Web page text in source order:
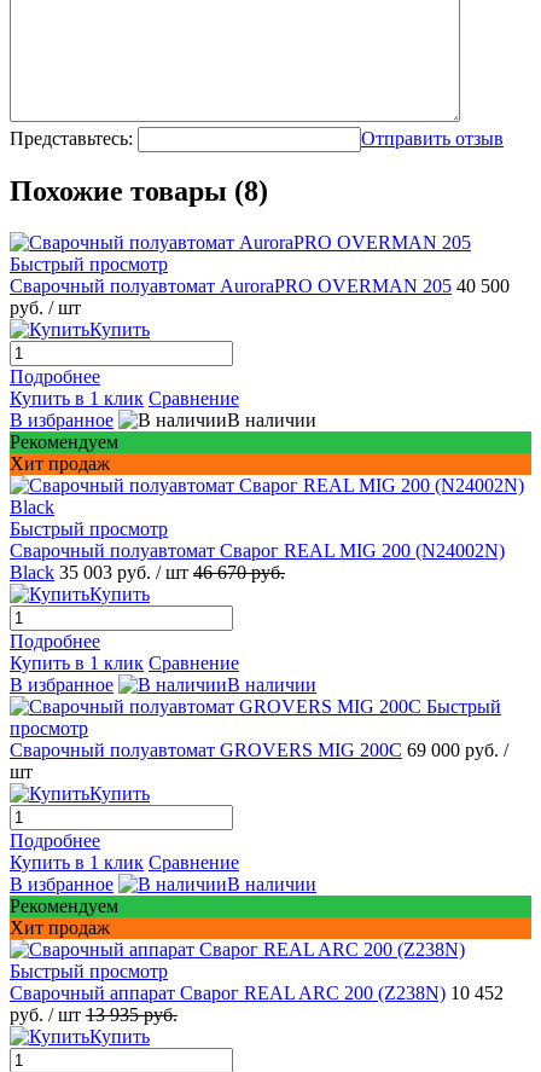
Представьтесь: Отправить отзыв
Похожие товары (8)
Быстрый просмотр
Сварочный полуавтомат AuroraPRO OVERMAN 205 40 500
руб. / шт
Купить
Подробнее
Купить в 1 клик Сравнение
В избранное
В наличии
Рекомендуем
Хит продаж
Быстрый просмотр
Сварочный полуавтомат Сварог REAL MIG 200 (N24002N)
Black 35 003 руб. / шт 46 670 руб.
Купить
Подробнее
Купить в 1 клик Сравнение
В избранное
В наличии
Быстрый
просмотр
Сварочный полуавтомат GROVERS MIG 200C 69 000 руб. /
шт
Купить
Подробнее
Купить в 1 клик Сравнение
В избранное
В наличии
Рекомендуем
Хит продаж
Быстрый просмотр
Сварочный аппарат Сварог REAL ARC 200 (Z238N) 10 452
руб. / шт 13 935 руб.
Купить